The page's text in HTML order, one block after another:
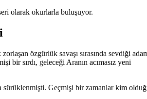
olarak okurlarla buluşuyor.
özgürlük savaşı sırasında sevdiği
bir sırdı, geleceği Aranın acımasız yeni
Geçmişi bir zamanlar kim